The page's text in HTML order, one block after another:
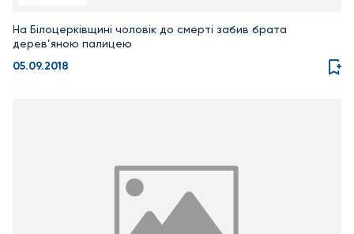
На Білоцерківщині чоловік до смерті забив брата
дерев’яною палицею
05.09.2018